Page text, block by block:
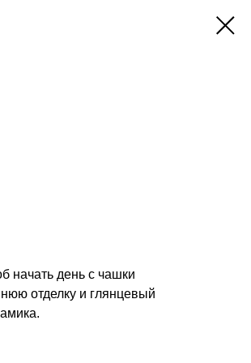
начать день с чашки
отделку и глянцевый